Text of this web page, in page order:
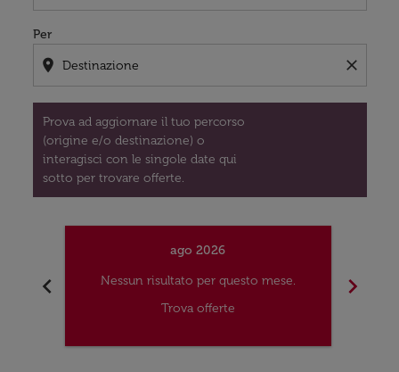
Per
location_on close
Prova ad aggiornare il tuo percorso
(origine e/o destinazione) o
interagisci con le singole date qui
sotto per trovare offerte.
chevron_left
ago 2026
Nessun risultato per questo mese.
Trova offerte
chevron_right